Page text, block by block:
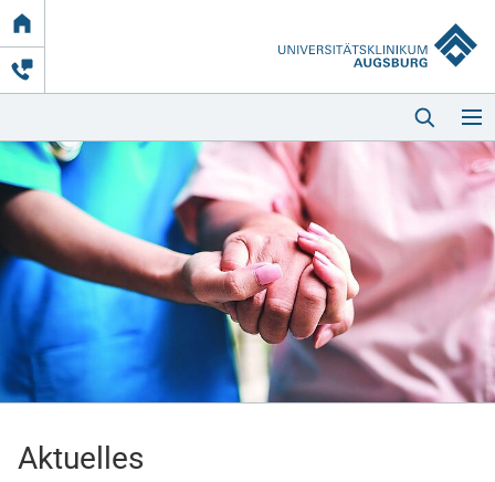
Link
zur
Startseite
Startseite
Kliniken & Einrichtungen
Aktuelles